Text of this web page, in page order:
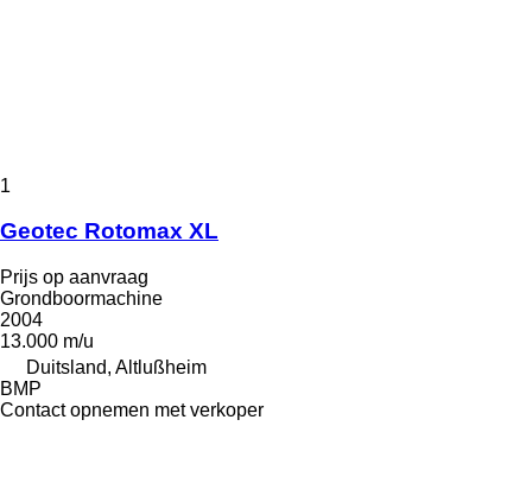
1
Geotec Rotomax XL
Prijs op aanvraag
Grondboormachine
2004
13.000 m/u
Duitsland, Altlußheim
BMP
Contact opnemen met verkoper